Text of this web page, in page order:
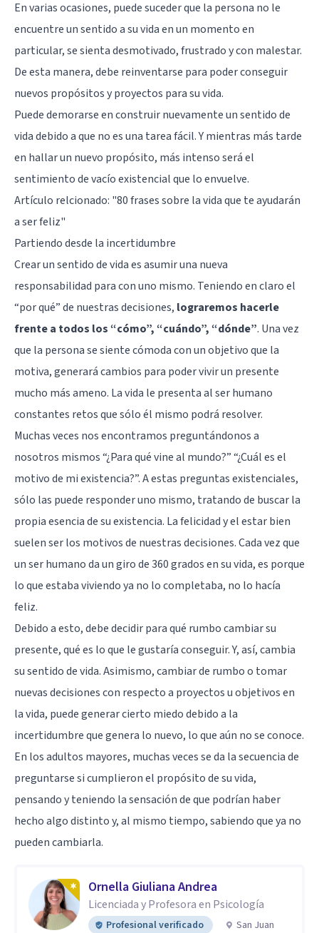
En varias ocasiones, puede suceder que la persona no le
encuentre un sentido a su vida en un momento en
particular, se sienta desmotivado, frustrado y con malestar.
De esta manera, debe reinventarse para poder conseguir
nuevos propósitos y proyectos para su vida.
Puede demorarse en construir nuevamente un sentido de
vida debido a que no es una tarea fácil. Y mientras más tarde
en hallar un nuevo propósito, más intenso será el
sentimiento de vacío existencial que lo envuelve.
Artículo relcionado: "80 frases sobre la vida que te ayudarán
a ser feliz"
Partiendo desde la incertidumbre
Crear un sentido de vida es asumir una nueva
responsabilidad para con uno mismo. Teniendo en claro el
“por qué” de nuestras decisiones, lograremos hacerle
frente a todos los “cómo”, “cuándo”, “dónde”. Una vez
que la persona se siente cómoda con un objetivo que la
motiva, generará cambios para poder vivir un presente
mucho más ameno. La vida le presenta al ser humano
constantes retos que sólo él mismo podrá resolver.
Muchas veces nos encontramos preguntándonos a
nosotros mismos “¿Para qué vine al mundo?” “¿Cuál es el
motivo de mi existencia?”. A estas preguntas existenciales,
sólo las puede responder uno mismo, tratando de buscar la
propia esencia de su existencia. La felicidad y el estar bien
suelen ser los motivos de nuestras decisiones. Cada vez que
un ser humano da un giro de 360 grados en su vida, es porque
lo que estaba viviendo ya no lo completaba, no lo hacía
feliz.
Debido a esto, debe decidir para qué rumbo cambiar su
presente, qué es lo que le gustaría conseguir. Y, así, cambia
su sentido de vida. Asimismo, cambiar de rumbo o tomar
nuevas decisiones con respecto a proyectos u objetivos en
la vida, puede generar cierto miedo debido a la
incertidumbre que genera lo nuevo, lo que aún no se conoce.
En los adultos mayores, muchas veces se da la secuencia de
preguntarse si cumplieron el propósito de su vida,
pensando y teniendo la sensación de que podrían haber
hecho algo distinto y, al mismo tiempo, sabiendo que ya no
pueden cambiarla.
Ornella Giuliana Andrea
Licenciada y Profesora en Psicología
Profesional verificado
San Juan